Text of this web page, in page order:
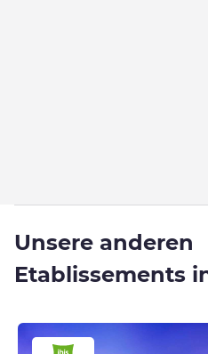
Unsere anderen
Etablissements